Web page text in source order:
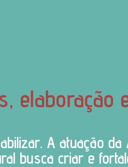
elaboração
A atuação da
busca criar e